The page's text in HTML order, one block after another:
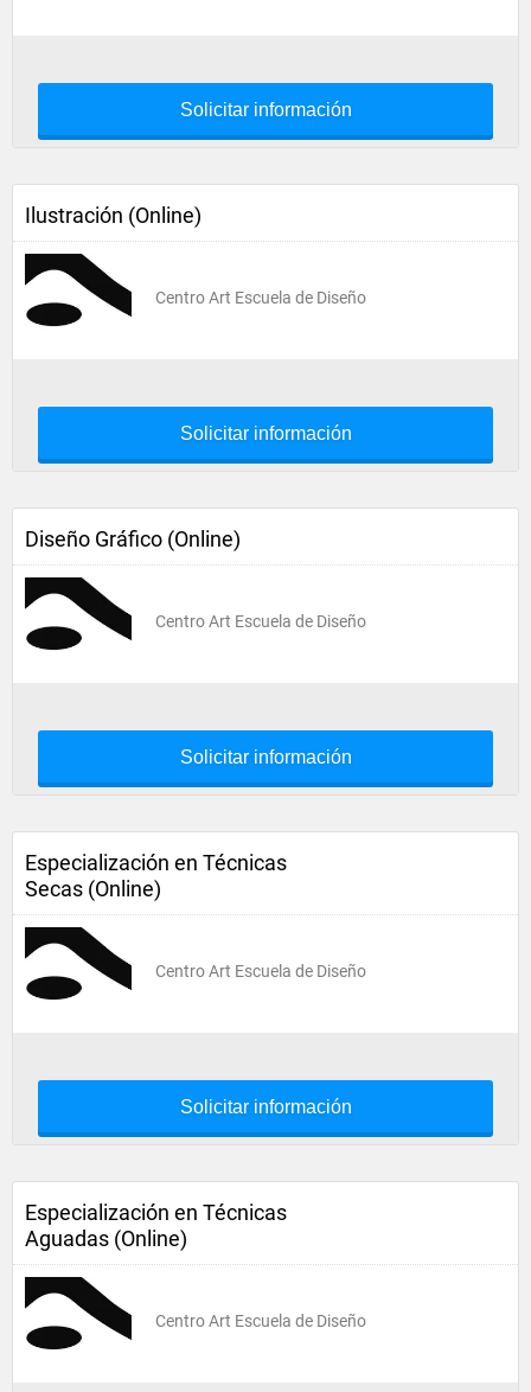
Solicitar información
Ilustración (Online)
Centro Art Escuela de Diseño
Solicitar información
Diseño Gráfico (Online)
Centro Art Escuela de Diseño
Solicitar información
Especialización en Técnicas
Secas (Online)
Centro Art Escuela de Diseño
Solicitar información
Especialización en Técnicas
Aguadas (Online)
Centro Art Escuela de Diseño